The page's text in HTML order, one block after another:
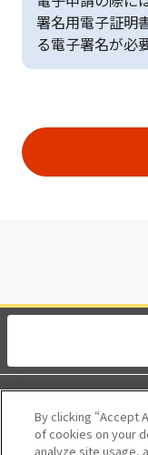
署名用電子証明
る電子署名が必
動作環境
利用規約
By clicking “Accept
of cookies on your
analyze site usage,